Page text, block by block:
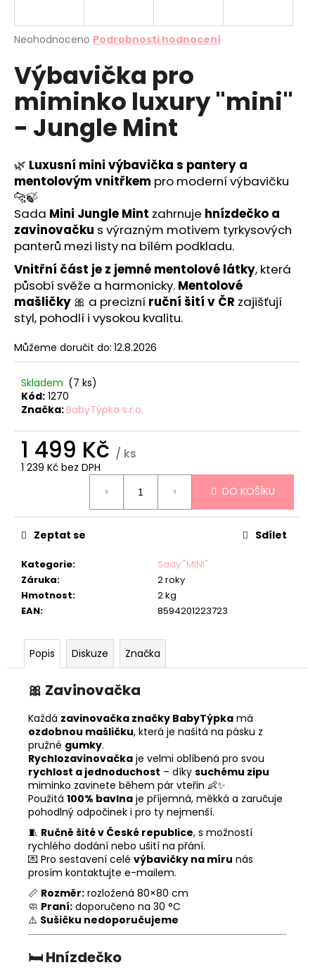
Průměrné
produktu
je
hvězdiček.
Neohodnoceno Podrobnosti hodnocení
Výbavička pro
miminko luxury "mini"
- Jungle Mint
🌿 Luxusní mini výbavička s pantery a
mentolovým vnitřkem pro moderní výbavičku
🐆🍃
Sada Mini Jungle Mint zahrnuje hnízdečko a
zavinovačku s výrazným motivem tyrkysových
panterů mezi listy na bílém podkladu.
Vnitřní část je z jemné mentolové látky, která
působí svěže a harmonicky. Mentolové
mašličky 🎀 a precizní ruční šití v ČR zajišťují
styl, pohodlí i vysokou kvalitu.
Můžeme doručit do: 12.8.2026
Skladem (7 ks)
Kód: 1270
Značka: BabyTýpka s.r.o.
1 499 Kč / ks
1 239 Kč bez DPH
DO KOŠÍKU
Kategorie:
Sady "MINI"
Záruka:
2 roky
Hmotnost:
2 kg
EAN: 8594201223723
Zeptat se Sdílet
Popis Diskuze Značka
🎀 Zavinovačka
Každá zavinovačka značky BabyTýpka má
ozdobnou mašličku, která je našitá na pásku z
pružné gumky.
Rychlozavinovačka je velmi oblíbená pro svou
rychlost a jednoduchost – díky suchému zipu
miminko zavinete během pár vteřin 👶✨
Použitá 100% bavlna je příjemná, měkká a zaručuje
pohodlný odpočinek i pro ty nejmenší.
🧵 Ručně šité v České republice, s možností
rychlého dodání nebo ušití na přání.
💌 Pro sestavení celé výbavičky na míru nás
prosím kontaktujte e-mailem.
📏 Rozměr: rozložená 80×80 cm
🧼 Praní: doporučeno na 30 °C
⚠️ Sušičku nedoporučujeme
🛏️Hnízdečko
j
t
?
HLEDAT
D
o
p
o
r
u
č
j
e
m
e
TEEPE
PRO
DĚTI
STARS
588
Kč